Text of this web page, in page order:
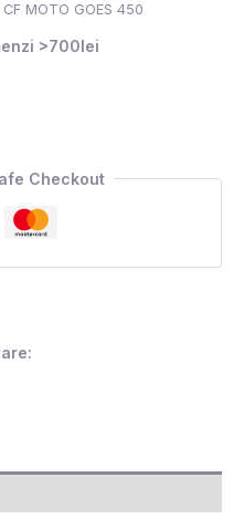
CF MOTO GOES 450
>700lei
Checkout